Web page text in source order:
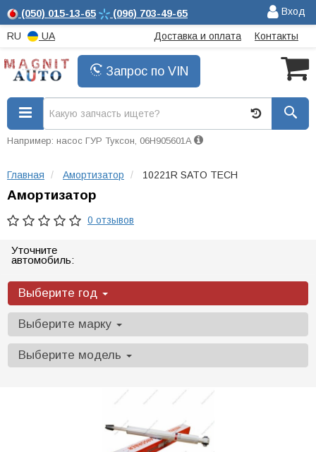
(050) 015-13-65 (096) 703-49-65 Вход
RU UA Доставка и оплата Контакты
Запрос по VIN
Например: насос ГУР Туксон, 06H905601A
Главная Амортизатор 10221R SATO TECH
Амортизатор
0 отзывов
Уточните
автомобиль:
Выберите год
Выберите марку
Выберите модель